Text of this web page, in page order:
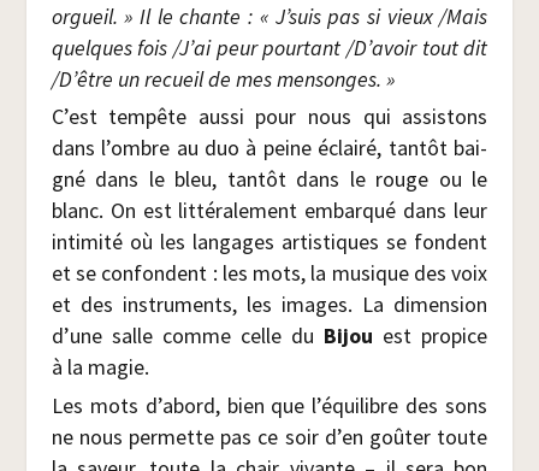
orgueil. » Il le chante : « J’suis pas si vieux /​Mais
quelques fois /​J’ai peur pour­tant /​D’avoir tout dit
/​D’être un recueil de mes mensonges. »
C’est tem­pête aus­si pour nous qui assis­tons
dans l’ombre au duo à peine éclai­ré, tan­tôt bai­
gné dans le bleu, tan­tôt dans le rouge ou le
blanc. On est lit­té­ra­le­ment embar­qué dans leur
inti­mi­té où les lan­gages artis­tiques se fondent
et se confondent : les mots, la musique des voix
et des ins­tru­ments, les images. La dimen­sion
d’une salle comme celle du Bijou est pro­pice
à la magie.
Les mots d’abord, bien que l’équilibre des sons
ne nous per­mette pas ce soir d’en goû­ter toute